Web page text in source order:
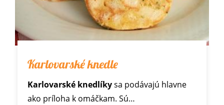
Karlovarské knedle
Karlovarské knedlíkysa podávajú hlavne
ako príloha k omáčkam. Sú…